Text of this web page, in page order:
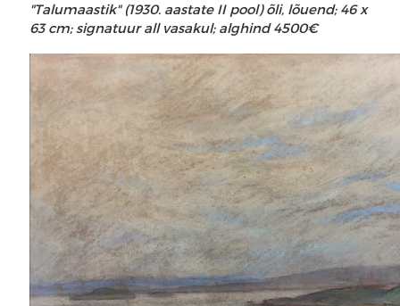
"Talumaastik" (1930. aastate II pool) õli, lõuend; 46 x
63 cm; signatuur all vasakul; alghind 4500€